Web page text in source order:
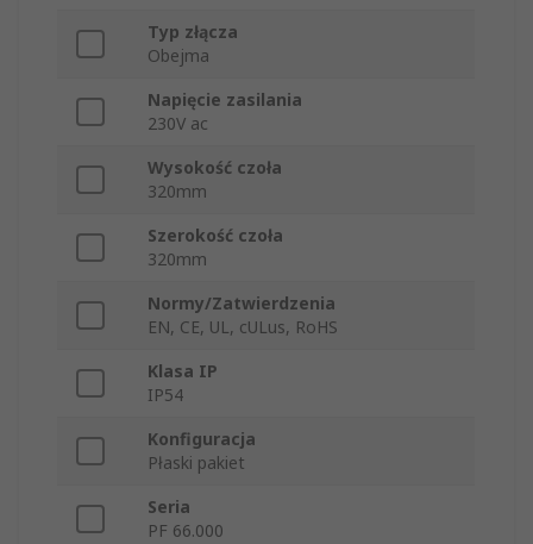
Typ złącza
Obejma
Napięcie zasilania
230V ac
Wysokość czoła
320mm
Szerokość czoła
320mm
Normy/Zatwierdzenia
EN, CE, UL, cULus, RoHS
Klasa IP
IP54
Konfiguracja
Płaski pakiet
Seria
PF 66.000